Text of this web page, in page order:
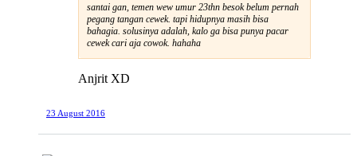
santai gan, temen wew umur 23thn besok belum pernah
pegang tangan cewek. tapi hidupnya masih bisa
bahagia. solusinya adalah, kalo ga bisa punya pacar
cewek cari aja cowok. hahaha
Anjrit XD
23 August 2016